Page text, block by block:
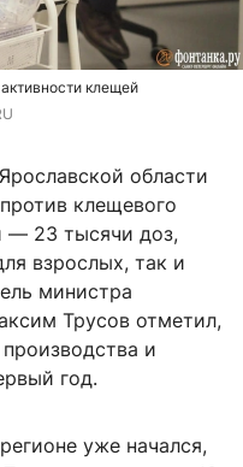
клещей
области
клещевого
— 23 тысячи доз,
взрослых, так и
министра
Трусов отметил,
и
год.
уже начался,